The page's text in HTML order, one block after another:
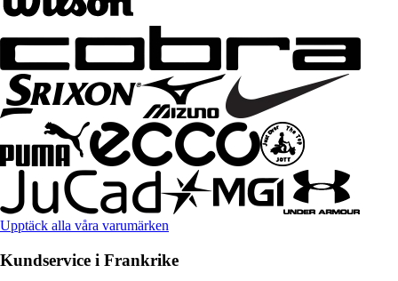
Upptäck alla våra varumärken
Kundservice i Frankrike